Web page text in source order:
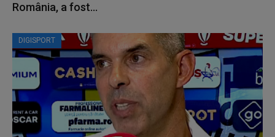
România, a fost...
DIGISPORT